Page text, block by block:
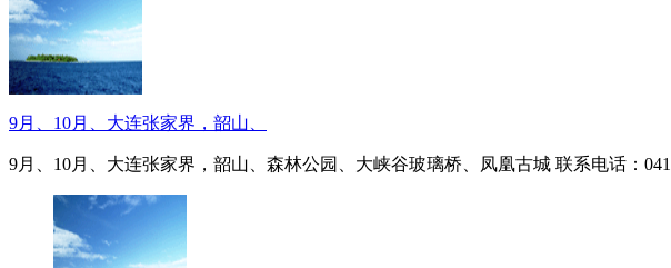
9月、10月、大连张家界，韶山、
9月、10月、大连张家界，韶山、森林公园、大峡谷玻璃桥、凤凰古城 联系电话：041